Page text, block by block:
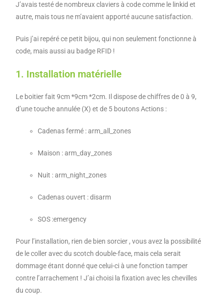
J’avais testé de nombreux claviers à code comme le linkid et
autre, mais tous ne m’avaient apporté aucune satisfaction.
Puis j’ai repéré ce petit bijou, qui non seulement fonctionne à
code, mais aussi au badge RFID !
1. Installation matérielle
Le boitier fait 9cm *9cm *2cm. Il dispose de chiffres de 0 à 9,
d’une touche annulée (X) et de 5 boutons Actions :
Cadenas fermé : arm_all_zones
Maison : arm_day_zones
Nuit : arm_night_zones
Cadenas ouvert : disarm
SOS :emergency
Pour l’installation, rien de bien sorcier , vous avez la possibilité
de le coller avec du scotch double-face, mais cela serait
dommage étant donné que celui-ci à une fonction tamper
contre l’arrachement ! J’ai choisi la fixation avec les chevilles
du coup.